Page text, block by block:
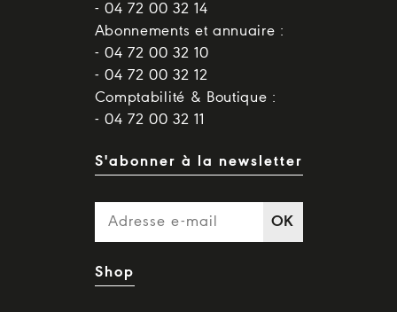
- 04 72 00 32 14
Abonnements et annuaire :
- 04 72 00 32 10
- 04 72 00 32 12
Comptabilité & Boutique :
- 04 72 00 32 11
S'abonner à la newsletter
OK
Shop